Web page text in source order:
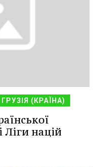
ГРУЗІЯ (КРАЇНА)
Ліги націй